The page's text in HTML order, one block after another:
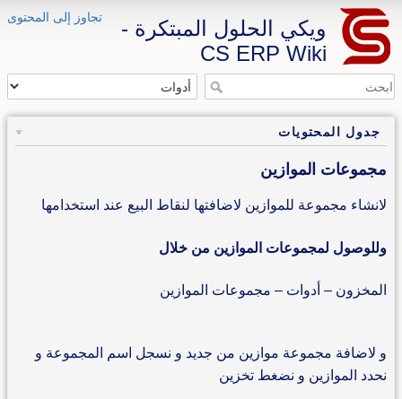
تجاوز إلى المحتوى
ويكي الحلول المبتكرة -
CS ERP Wiki
جدول المحتويات
مجموعات الموازين
لانشاء مجموعة للموازين لاضافتها لنقاط البيع عند استخدامها
وللوصول لمجموعات الموازين من خلال
المخزون – أدوات – مجموعات الموازين
و لاضافة مجموعة موازين من جديد و نسجل اسم المجموعة و
نحدد الموازين و نضغط تخزين